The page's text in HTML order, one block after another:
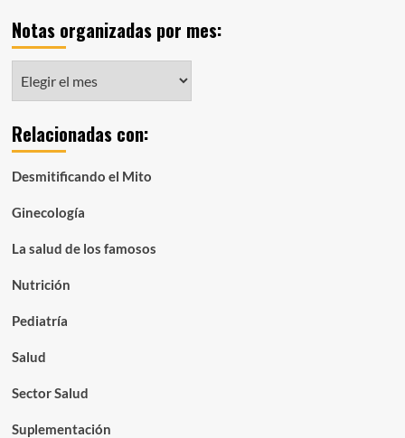
Notas organizadas por mes:
organizadas
mes:
Relacionadas con:
Desmitificando el Mito
Ginecología
La salud de los famosos
Nutrición
Pediatría
Salud
Sector Salud
Suplementación